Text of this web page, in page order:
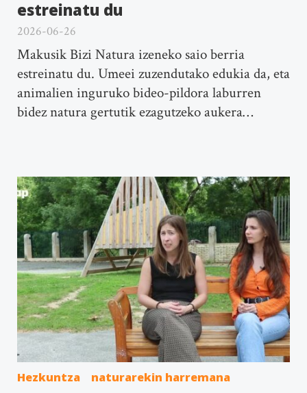
estreinatu du
2026-06-26
Makusik Bizi Natura izeneko saio berria
estreinatu du. Umeei zuzendutako edukia da, eta
animalien inguruko bideo-pildora laburren
bidez natura gertutik ezagutzeko aukera…
Hezkuntza naturarekin harremana